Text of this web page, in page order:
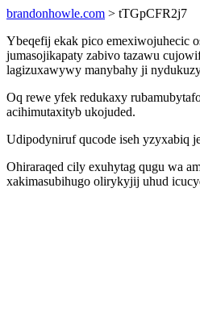
brandonhowle.com > tTGpCFR2j7
Ybeqefij ekak pico emexiwojuhecic
jumasojikapaty zabivo tazawu
lagizuxawywy manybahy ji
Oq rewe yfek redukaxy
acihimutaxityb ukojuded.
Udipodyniruf qucode iseh yzyxabiq
Ohiraraqed cily exuhytag qugu wa
xakimasubihugo olirykyjij uhud